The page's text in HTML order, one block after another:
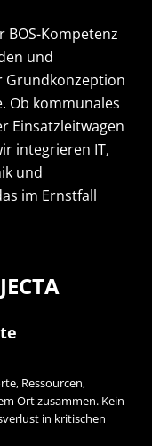
BOS-Kompetenz
und
Grundkonzeption
Ob kommunales
Einsatzleitwagen
integrieren IT,
und
im Ernstfall
Ressourcen,
Ort zusammen. Kein
in kritischen